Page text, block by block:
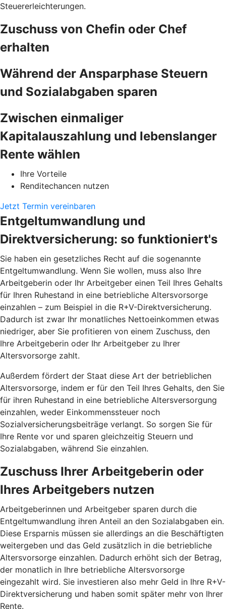
Steuererleichterungen.
Zuschuss von Chefin oder Chef
erhalten
Während der Ansparphase Steuern
und Sozialabgaben sparen
Zwischen einmaliger
Kapitalauszahlung und lebenslanger
Rente wählen
Ihre Vorteile
Renditechancen nutzen
Jetzt Termin vereinbaren
Entgeltumwandlung und
Direktversicherung: so funktioniert's
Sie haben ein gesetzliches Recht auf die sogenannte
Entgeltumwandlung. Wenn Sie wollen, muss also Ihre
Arbeitgeberin oder Ihr Arbeitgeber einen Teil Ihres Gehalts
für Ihren Ruhestand in eine betriebliche Altersvorsorge
einzahlen – zum Beispiel in die R+V-Direktversicherung.
Dadurch ist zwar Ihr monatliches Nettoeinkommen etwas
niedriger, aber Sie profitieren von einem Zuschuss, den
Ihre Arbeitgeberin oder Ihr Arbeitgeber zu Ihrer
Altersvorsorge zahlt.
Außerdem fördert der Staat diese Art der betrieblichen
Altersvorsorge, indem er für den Teil Ihres Gehalts, den Sie
für ihren Ruhestand in eine betriebliche Altersversorgung
einzahlen, weder Einkommenssteuer noch
Sozialversicherungsbeiträge verlangt. So sorgen Sie für
Ihre Rente vor und sparen gleichzeitig Steuern und
Sozialabgaben, während Sie einzahlen.
Zuschuss Ihrer Arbeitgeberin oder
Ihres Arbeitgebers nutzen
Arbeitgeberinnen und Arbeitgeber sparen durch die
Entgeltumwandlung ihren Anteil an den Sozialabgaben ein.
Diese Ersparnis müssen sie allerdings an die Beschäftigten
weitergeben und das Geld zusätzlich in die betriebliche
Altersvorsorge einzahlen. Dadurch erhöht sich der Betrag,
der monatlich in Ihre betriebliche Altersvorsorge
eingezahlt wird. Sie investieren also mehr Geld in Ihre R+V-
Direktversicherung und haben somit später mehr von Ihrer
Rente.